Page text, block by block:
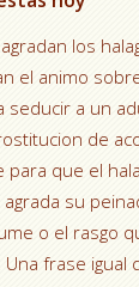
los
el animo
seducir a un
de
para que el
su
o el rasgo
frase